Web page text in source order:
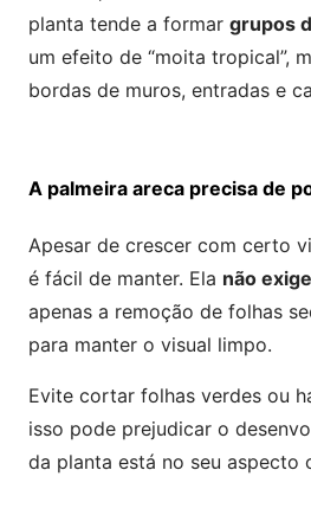
planta tende a formar grupos
um efeito de “moita tropical”,
bordas de muros, entradas e
A palmeira areca precisa de
Apesar de crescer com certo
é fácil de manter. Ela não
apenas a remoção de folhas
para manter o visual limpo.
Evite cortar folhas verdes ou
isso pode prejudicar o
da planta está no seu aspecto